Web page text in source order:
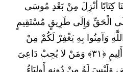
کِتَابًا أُنْزِلَ مِنْ بَعْدِ مُوسَى
الْحَقِّ وَإِلَى طَرِیقٍ مُسْتَقِیمٍ
اللَّهِ وَآمِنُوا بِهِ یَغْفِرْ لَکُمْ مِنْ
ذُنُوبِکُمْ وَیُجِرْکُمْ مِنْ عَذَابٍ أَلِیمٍ ﴿٣١﴾ وَمَنْ لا یُجِبْ دَاعِیَ
وَلَیْسَ لَهُ مِنْ دُونِهِ أَولِیَاءُ